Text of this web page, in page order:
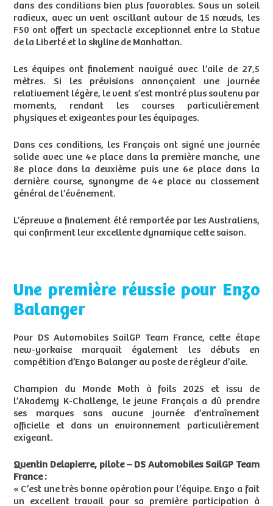
dans des conditions bien plus favorables. Sous un soleil
radieux, avec un vent oscillant autour de 15 nœuds, les
F50 ont offert un spectacle exceptionnel entre la Statue
de la Liberté et la skyline de Manhattan.
Les équipes ont finalement navigué avec l’aile de 27,5
mètres. Si les prévisions annonçaient une journée
relativement légère, le vent s’est montré plus soutenu par
moments, rendant les courses particulièrement
physiques et exigeantes pour les équipages.
Dans ces conditions, les Français ont signé une journée
solide avec une 4e place dans la première manche, une
8e place dans la deuxième puis une 6e place dans la
dernière course, synonyme de 4e place au classement
général de l’événement.
L’épreuve a finalement été remportée par les Australiens,
qui confirment leur excellente dynamique cette saison.
Une première réussie pour Enzo
Balanger
Pour DS Automobiles SailGP Team France, cette étape
new-yorkaise marquait également les débuts en
compétition d’Enzo Balanger au poste de régleur d’aile.
Champion du Monde Moth à foils 2025 et issu de
l’Akademy K-Challenge, le jeune Français a dû prendre
ses marques sans aucune journée d’entraînement
officielle et dans un environnement particulièrement
exigeant.
Quentin Delapierre, pilote – DS Automobiles SailGP Team
France :
« C’est une très bonne opération pour l’équipe. Enzo a fait
un excellent travail pour sa première participation à